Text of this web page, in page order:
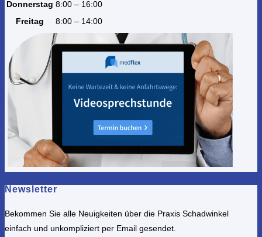
Donnerstag 8:00 – 16:00
Freitag
8:00 – 14:00
Newsletter
Bekommen Sie alle Neuigkeiten über die Praxis Schadwinkel
einfach und unkompliziert per Email gesendet.